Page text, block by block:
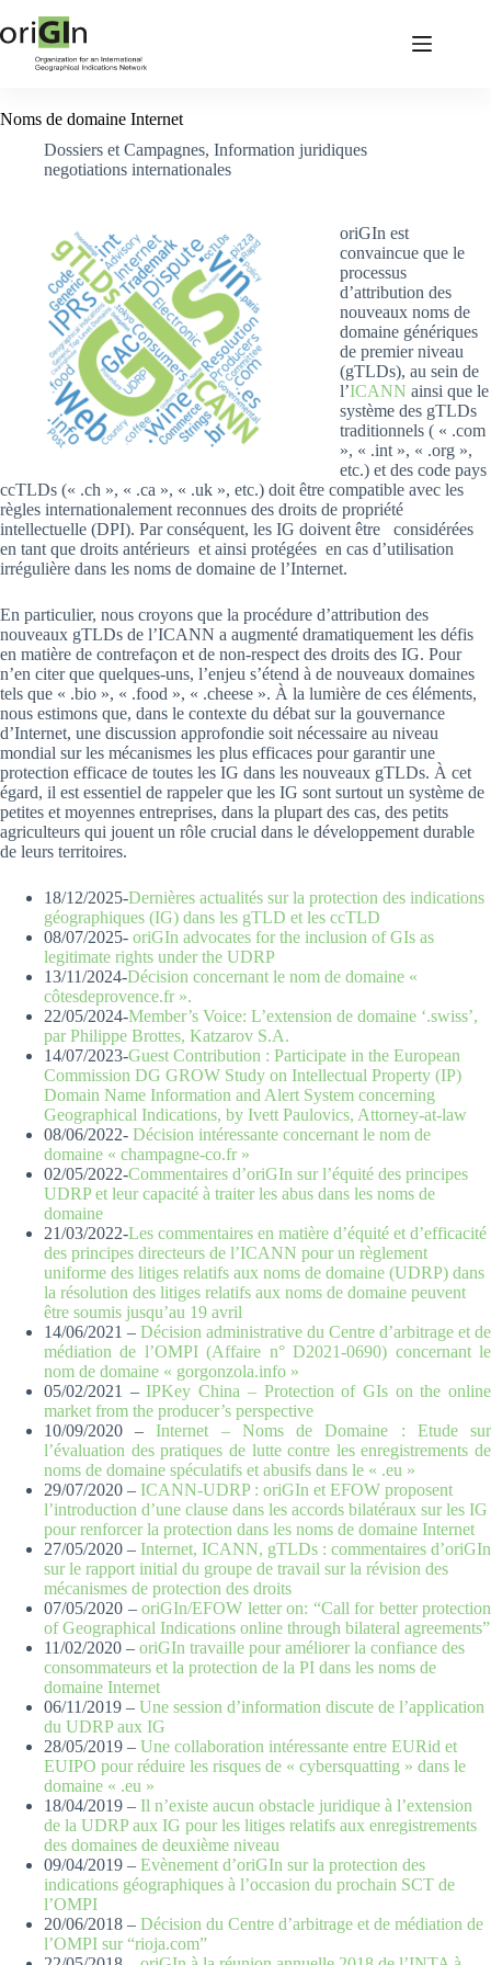
Noms de domaine Internet
Dossiers et Campagnes, Information juridiques
negotiations internationales
oriGIn est
convaincue que le
processus
d’attribution des
nouveaux noms de
domaine génériques
de premier niveau
(gTLDs), au sein de
l’ICANN ainsi que le
système des gTLDs
traditionnels ( « .com
», « .int », « .org »,
etc.) et des code pays
ccTLDs (« .ch », « .ca », « .uk », etc.) doit être compatible avec les
règles internationalement reconnues des droits de propriété
intellectuelle (DPI). Par conséquent, les IG doivent être considérées
en tant que droits antérieurs et ainsi protégées en cas d’utilisation
irrégulière dans les noms de domaine de l’Internet.
En particulier, nous croyons que la procédure d’attribution des
nouveaux gTLDs de l’ICANN a augmenté dramatiquement les défis
en matière de contrefaçon et de non-respect des droits des IG. Pour
n’en citer que quelques-uns, l’enjeu s’étend à de nouveaux domaines
tels que « .bio », « .food », « .cheese ». À la lumière de ces éléments,
nous estimons que, dans le contexte du débat sur la gouvernance
d’Internet, une discussion approfondie soit nécessaire au niveau
mondial sur les mécanismes les plus efficaces pour garantir une
protection efficace de toutes les IG dans les nouveaux gTLDs. À cet
égard, il est essentiel de rappeler que les IG sont surtout un système de
petites et moyennes entreprises, dans la plupart des cas, des petits
agriculteurs qui jouent un rôle crucial dans le développement durable
de leurs territoires.
18/12/2025-Dernières actualités sur la protection des indications
géographiques (IG) dans les gTLD et les ccTLD
08/07/2025- oriGIn advocates for the inclusion of GIs as
legitimate rights under the UDRP
13/11/2024-Décision concernant le nom de domaine «
côtesdeprovence.fr ».
22/05/2024-Member’s Voice: L’extension de domaine ‘.swiss’,
par Philippe Brottes, Katzarov S.A.
14/07/2023-Guest Contribution : Participate in the European
Commission DG GROW Study on Intellectual Property (IP)
Domain Name Information and Alert System concerning
Geographical Indications, by Ivett Paulovics, Attorney-at-law
08/06/2022- Décision intéressante concernant le nom de
domaine « champagne-co.fr »
02/05/2022-Commentaires d’oriGIn sur l’équité des principes
UDRP et leur capacité à traiter les abus dans les noms de
domaine
21/03/2022-Les commentaires en matière d’équité et d’efficacité
des principes directeurs de l’ICANN pour un règlement
uniforme des litiges relatifs aux noms de domaine (UDRP) dans
la résolution des litiges relatifs aux noms de domaine peuvent
être soumis jusqu’au 19 avril
14/06/2021 – Décision administrative du Centre d’arbitrage et de
médiation de l’OMPI (Affaire n° D2021-0690) concernant le
nom de domaine « gorgonzola.info »
05/02/2021 –IPKey China – Protection of GIs on the online
market from the producer’s perspective
10/09/2020 –Internet – Noms de Domaine : Etude sur
l’évaluation des pratiques de lutte contre les enregistrements de
noms de domaine spéculatifs et abusifs dans le « .eu »
29/07/2020 – ICANN-UDRP : oriGIn et EFOW proposent
l’introduction d’une clause dans les accords bilatéraux sur les IG
pour renforcer la protection dans les noms de domaine Internet
27/05/2020 – Internet, ICANN, gTLDs : commentaires d’oriGIn
sur le rapport initial du groupe de travail sur la révision des
mécanismes de protection des droits
07/05/2020 – oriGIn/EFOW letter on: “Call for better protection
of Geographical Indications online through bilateral agreements”
11/02/2020 – oriGIn travaille pour améliorer la confiance des
consommateurs et la protection de la PI dans les noms de
domaine Internet
06/11/2019 – Une session d’information discute de l’application
du UDRP aux IG
28/05/2019 – Une collaboration intéressante entre EURid et
EUIPO pour réduire les risques de « cybersquatting » dans le
domaine « .eu »
18/04/2019 – Il n’existe aucun obstacle juridique à l’extension
de la UDRP aux IG pour les litiges relatifs aux enregistrements
des domaines de deuxième niveau
09/04/2019 – Evènement d’oriGIn sur la protection des
indications géographiques à l’occasion du prochain SCT de
l’OMPI
20/06/2018 – Décision du Centre d’arbitrage et de médiation de
l’OMPI sur “rioja.com”